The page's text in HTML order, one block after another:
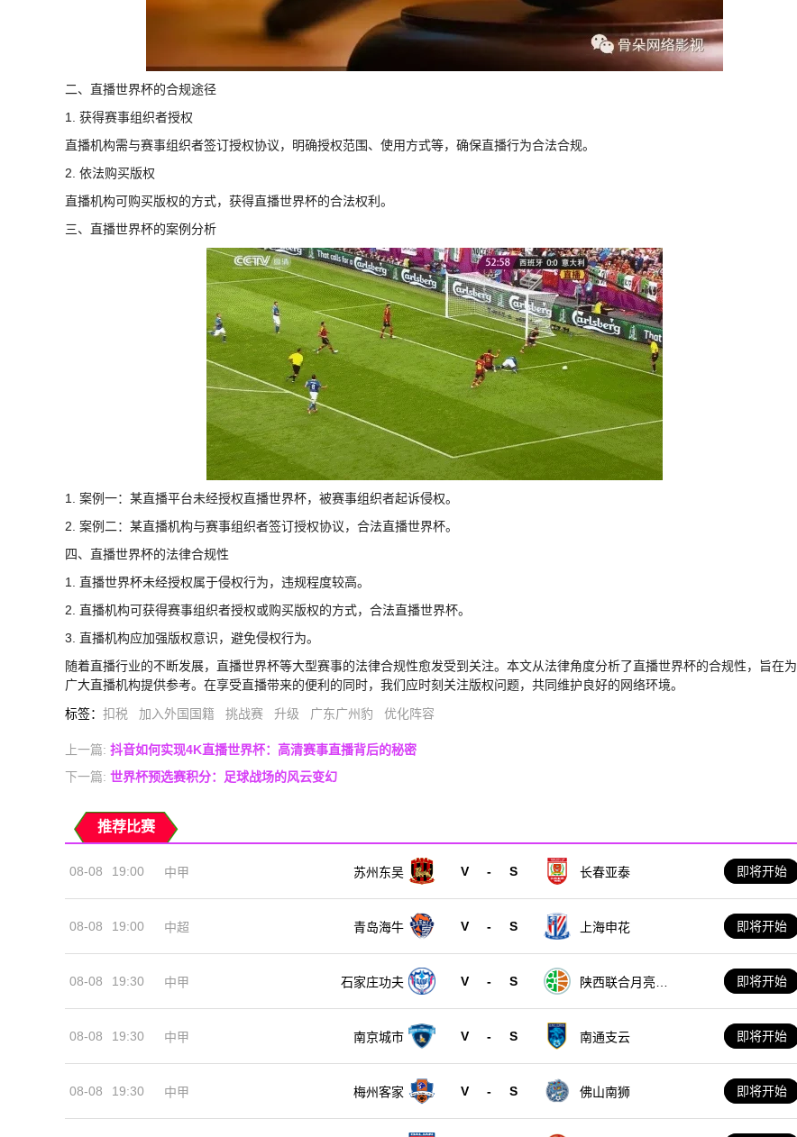
二、直播世界杯的合规途径
1. 获得赛事组织者授权
直播机构需与赛事组织者签订授权协议，明确授权范围、使用方式等，确保直播行为合法合规。
2. 依法购买版权
直播机构可购买版权的方式，获得直播世界杯的合法权利。
三、直播世界杯的案例分析
1. 案例一：某直播平台未经授权直播世界杯，被赛事组织者起诉侵权。
2. 案例二：某直播机构与赛事组织者签订授权协议，合法直播世界杯。
四、直播世界杯的法律合规性
1. 直播世界杯未经授权属于侵权行为，违规程度较高。
2. 直播机构可获得赛事组织者授权或购买版权的方式，合法直播世界杯。
3. 直播机构应加强版权意识，避免侵权行为。
随着直播行业的不断发展，直播世界杯等大型赛事的法律合规性愈发受到关注。本文从法律角度分析了直播世界杯的合规性，旨在为
广大直播机构提供参考。在享受直播带来的便利的同时，我们应时刻关注版权问题，共同维护良好的网络环境。
标签： 扣税 加入外国国籍 挑战赛 升级 广东广州豹 优化阵容
上一篇: 抖音如何实现4K直播世界杯：高清赛事直播背后的秘密
下一篇: 世界杯预选赛积分：足球战场的风云变幻
推荐比赛
08-08 19:00 中甲 苏州东吴 V - S 长春亚泰 即将开始
08-08 19:00 中超 青岛海牛 V - S 上海申花 即将开始
08-08 19:30 中甲 石家庄功夫 V - S
陕西联合月亮泊
即将开始
08-08 19:30 中甲 南京城市 V - S 南通支云 即将开始
08-08 19:30 中甲 梅州客家 V - S 佛山南狮 即将开始